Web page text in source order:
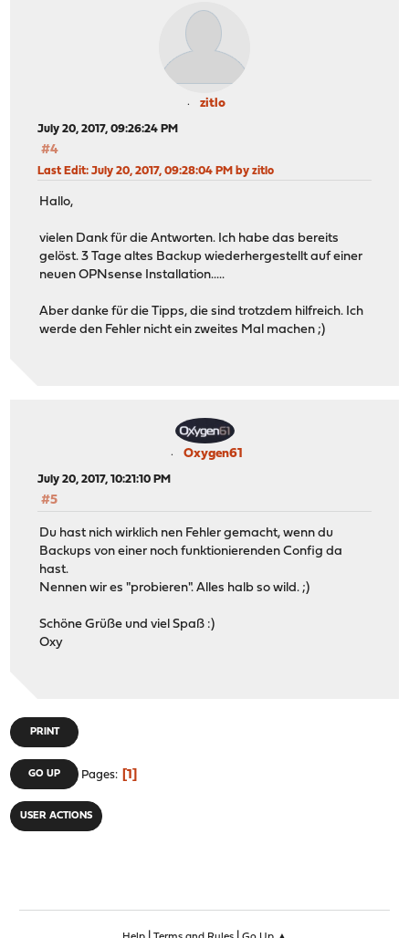
zitlo
July 20, 2017, 09:26:24 PM
#4
Last Edit: July 20, 2017, 09:28:04 PM by zitlo
Hallo,
vielen Dank für die Antworten. Ich habe das bereits
gelöst. 3 Tage altes Backup wiederhergestellt auf einer
neuen OPNsense Installation.....
Aber danke für die Tipps, die sind trotzdem hilfreich. Ich
werde den Fehler nicht ein zweites Mal machen ;)
Oxygen61
July 20, 2017, 10:21:10 PM
#5
Du hast nich wirklich nen Fehler gemacht, wenn du
Backups von einer noch funktionierenden Config da
hast.
Nennen wir es "probieren". Alles halb so wild. ;)
Schöne Grüße und viel Spaß :)
Oxy
PRINT
GO UP Pages 1
USER ACTIONS